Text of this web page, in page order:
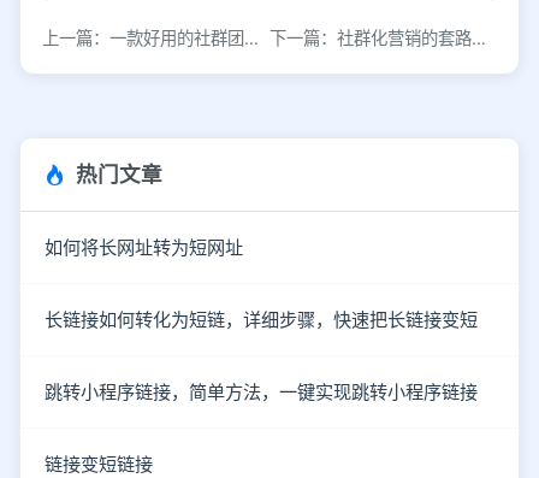
上一篇：一款好用的社群团购系统是怎样的？ 下一篇：社群化营销的套路花活，哪些是你没想到的？
热门文章
如何将长网址转为短网址
长链接如何转化为短链，详细步骤，快速把长链接变短
跳转小程序链接，简单方法，一键实现跳转小程序链接
链接变短链接